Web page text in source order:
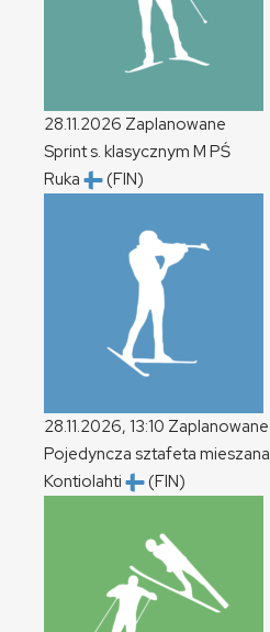
28.11.2026 Zaplanowane
Sprint s. klasycznym M PŚ
Ruka
(FIN)
28.11.2026, 13:10 Zaplanowane
Pojedyncza sztafeta mieszana
Kontiolahti
(FIN)